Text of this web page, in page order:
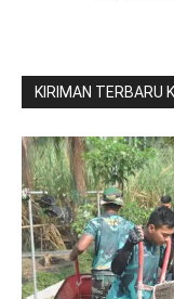
KIRIMAN TERBARU